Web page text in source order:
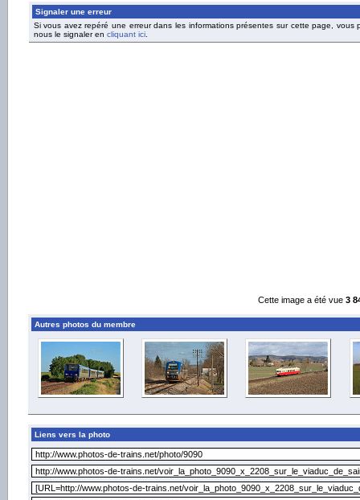
Signaler une erreur
Si vous avez repéré une erreur dans les informations présentes sur cette page, vous
nous le signaler en cliquant ici.
Cette image a été vue 3
Autres photos du membre
Liens vers la photo